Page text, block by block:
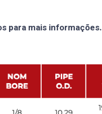
para mais informações.